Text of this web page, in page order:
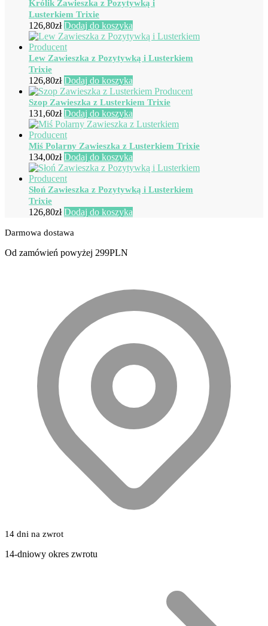
Królik Zawieszka z Pozytywką i
Lusterkiem Trixie
126,80zł Dodaj do koszyka
Lew Zawieszka z Pozytywką i Lusterkiem
Trixie
126,80zł Dodaj do koszyka
Szop Zawieszka z Lusterkiem Trixie
131,60zł Dodaj do koszyka
Miś Polarny Zawieszka z Lusterkiem Trixie
134,00zł Dodaj do koszyka
Słoń Zawieszka z Pozytywką i Lusterkiem
Trixie
126,80zł Dodaj do koszyka
Darmowa dostawa
Od zamówień powyżej 299PLN
14 dni na zwrot
14-dniowy okres zwrotu